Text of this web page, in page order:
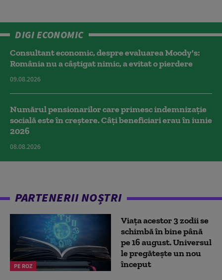
DIGI ECONOMIC
Consultant economic, despre evaluarea Moody's:
România nu a câştigat nimic, a evitat o pierdere
09.08.2026
Numărul pensionarilor care primesc indemnizaţie
socială este în creștere. Câți beneficiari erau în iunie
2026
08.08.2026
PARTENERII NOȘTRI
PE ROZ
Viața acestor 3 zodii se
schimbă în bine până
pe 16 august. Universul
le pregătește un nou
început